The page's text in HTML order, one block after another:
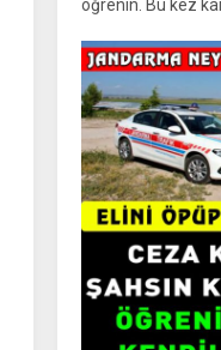
öğrenin. Bu kez
kadın